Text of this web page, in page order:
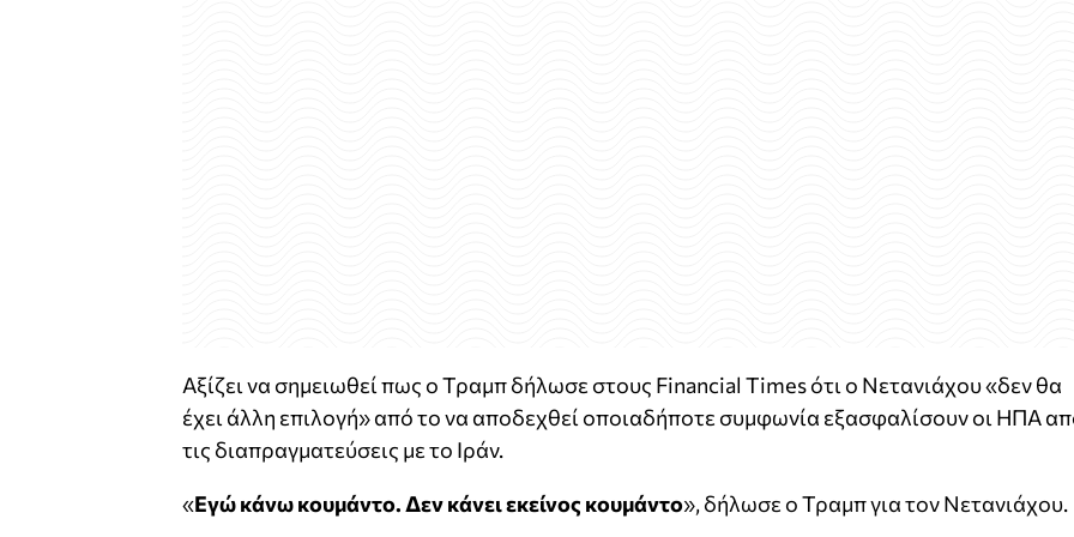
Αξίζει να σημειωθεί πως ο Τραμπ δήλωσε στους Financial Times ότι ο Νετανιάχου «δεν θα
έχει άλλη επιλογή» από το να αποδεχθεί οποιαδήποτε συμφωνία εξασφαλίσουν οι ΗΠΑ
τις διαπραγματεύσεις με το Ιράν.
«Εγώ κάνω κουμάντο. Δεν κάνει εκείνος κουμάντο», δήλωσε ο Τραμπ για τον Νετανιάχου.